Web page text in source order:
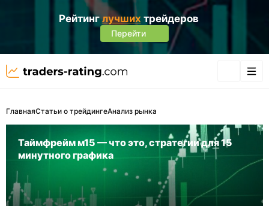
Рейтинглучших трейдеров
Перейти
ГлавнаяСтатьи о трейдингеАнализ рынка
Таймфрейм м15 — что это, стратегии для 15
минутного графика